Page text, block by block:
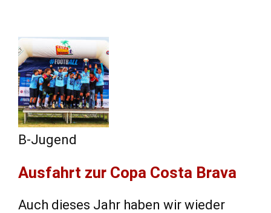
B-Jugend
Ausfahrt zur Copa Costa Brava
Auch dieses Jahr haben wir wieder